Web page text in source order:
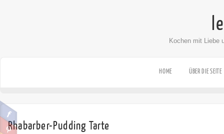
Kochen mit Liebe
HOME ÜBER DIE SEITE
Rhabarber-Pudding Tarte